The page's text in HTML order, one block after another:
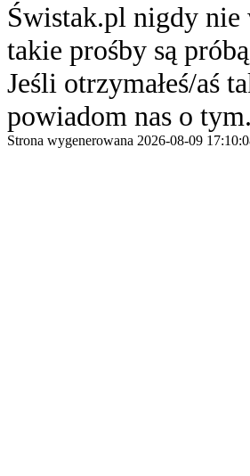
Świstak.pl nigdy nie
takie prośby są
Jeśli otrzymałeś/aś
powiadom nas o tym.
Strona wygenerowana 2026-08-09